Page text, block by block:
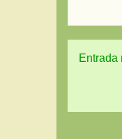
Entrada